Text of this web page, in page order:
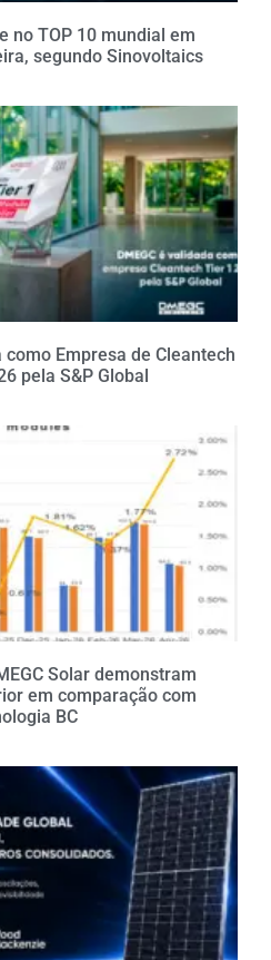
no TOP 10 mundial em
segundo Sinovoltaics
como Empresa de Cleantech
pela S&P Global
Solar demonstram
em comparação com
BC